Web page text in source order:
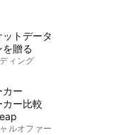
ットデータ
を贈る
ィング
カー
カー比較
ルオファー